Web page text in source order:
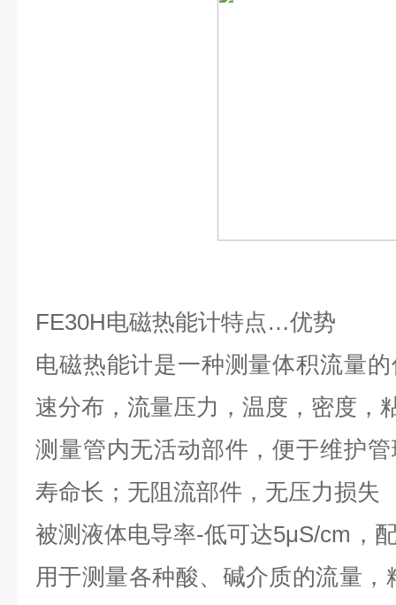
FE30H电磁热能计特点…优势
电磁热能计是一种测量体积流量
速分布，流量压力，温度，密度，
测量管内无活动部件，便于维护
寿命长；无阻流部件，无压力损失
被测液体电导率-低可达5μS/cm ，
用于测量各种酸、碱介质的流量